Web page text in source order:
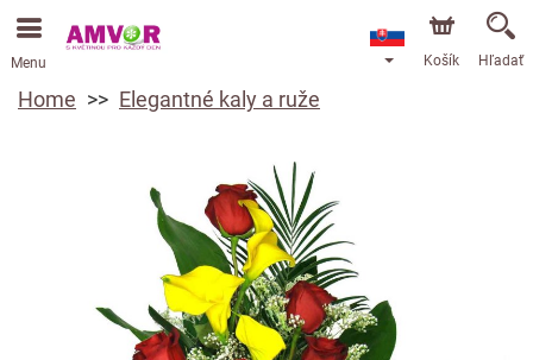
Menu Košík Hľadať
Home Elegantné kaly a ruže